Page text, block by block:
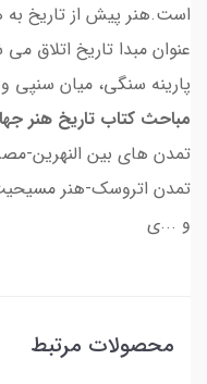
است.هنر پیش از تاریخ
عنوان مبدا تاریخ اتلاق
پارینه سنگی، میان
مباحث کتاب تاریخ هنر
تمدن های بین النهرین-
تمدن اتروسک-هنر
و ...ی
محصولات مرتبط